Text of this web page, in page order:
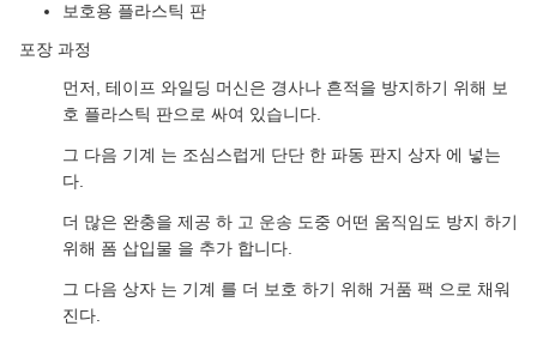
보호용 플라스틱 판
포장 과정
먼저, 테이프 와일딩 머신은 경사나 흔적을 방지하기 위해 보
호 플라스틱 판으로 싸여 있습니다.
그 다음 기계 는 조심스럽게 단단 한 파동 판지 상자 에 넣는
다.
더 많은 완충을 제공 하 고 운송 도중 어떤 움직임도 방지 하기
위해 폼 삽입물 을 추가 합니다.
그 다음 상자 는 기계 를 더 보호 하기 위해 거품 팩 으로 채워
진다.